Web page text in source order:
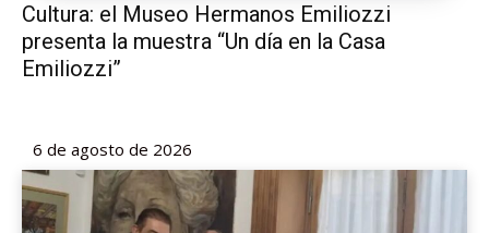
Cultura: el Museo Hermanos Emiliozzi
presenta la muestra “Un día en la Casa
Emiliozzi”
6 de agosto de 2026